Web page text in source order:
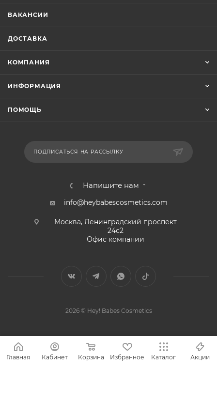
ВАКАНСИИ
ДОСТАВКА
КОМПАНИЯ
ИНФОРМАЦИЯ
ПОМОЩЬ
ПОДПИСАТЬСЯ НА РАССЫЛКУ
Напишите нам
info@heybabescosmetics.com
Москва, Ленинградский проспект
24с2
Офис компании
2026 © Hey! Babes Cosmetics
Главная Кабинет Корзина Избранное Каталог Акции